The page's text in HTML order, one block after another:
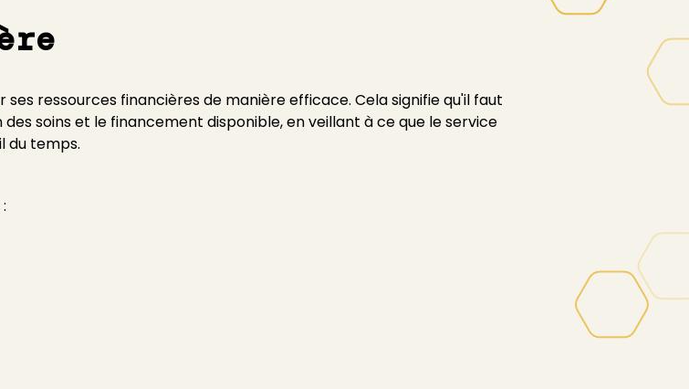
ressources financières de manière efficace. Cela signifie qu'il faut
soins et le financement disponible, en veillant à ce que le service
du temps.